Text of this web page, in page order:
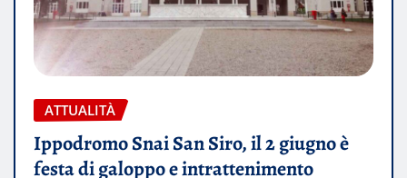
ATTUALITÀ
Ippodromo Snai San Siro, il 2 giugno è
festa di galoppo e intrattenimento